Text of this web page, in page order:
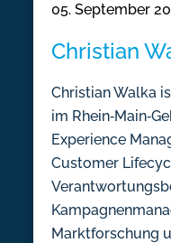
05. September
Christian
Christian Walka
im
Experience
Customer
Marktforschung